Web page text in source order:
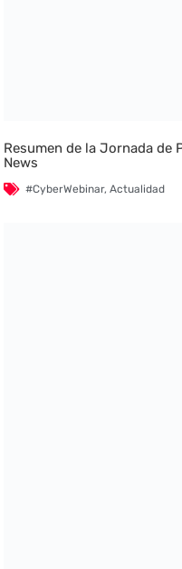
Resumen de la Jornada de
News
#CyberWebinar,Actualidad